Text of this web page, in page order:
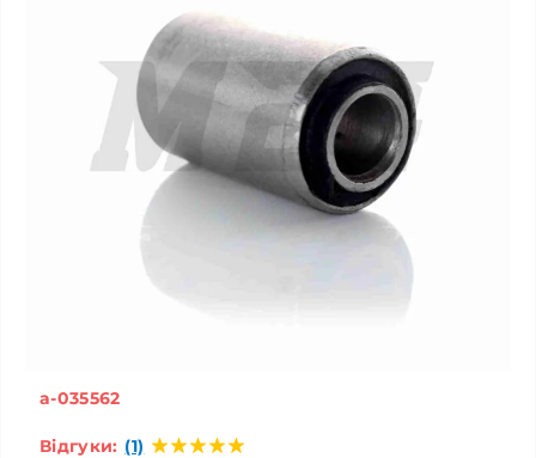
a-035562
Відгуки: (1)